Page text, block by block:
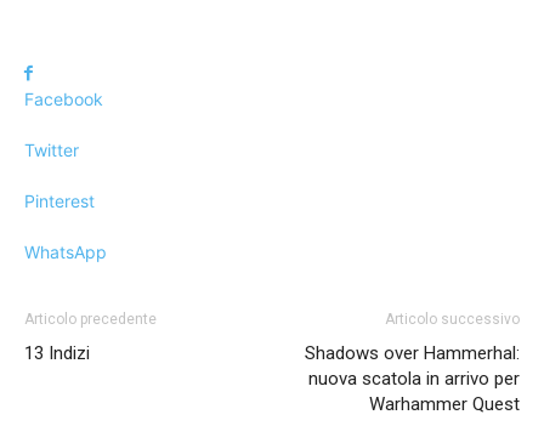
Facebook
Twitter
Pinterest
WhatsApp
Articolo precedente
13 Indizi
Articolo successivo
Shadows over Hammerhal:
nuova scatola in arrivo per
Warhammer Quest